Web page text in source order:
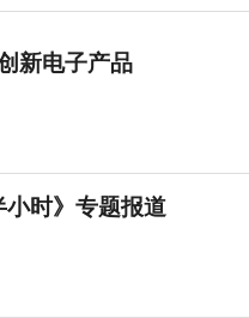
新电子产品
时》专题报道